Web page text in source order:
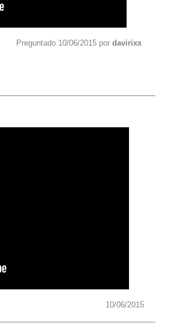
Preguntado 10/06/2015 por davirixx
10/06/2015